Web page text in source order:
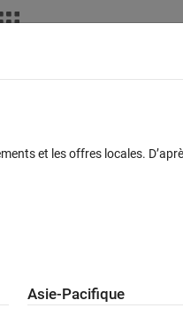
Connectez-vous
et les offres locales.
Asie-Pacifique